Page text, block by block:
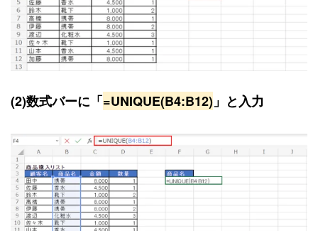
(2)数式バーに 「=UNIQUE(B4:B12) 」 と入力